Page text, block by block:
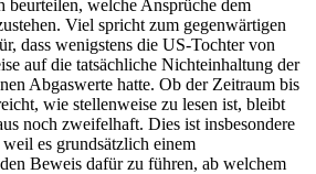
beurteilen, welche Ansprüche dem
Viel spricht zum gegenwärtigen
dass wenigstens die US-Tochter von
auf die tatsächliche Nichteinhaltung der
Abgaswerte hatte. Ob der Zeitraum bis
wie stellenweise zu lesen ist, bleibt
noch zweifelhaft. Dies ist insbesondere
es grundsätzlich einem
Beweis dafür zu führen, ab welchem